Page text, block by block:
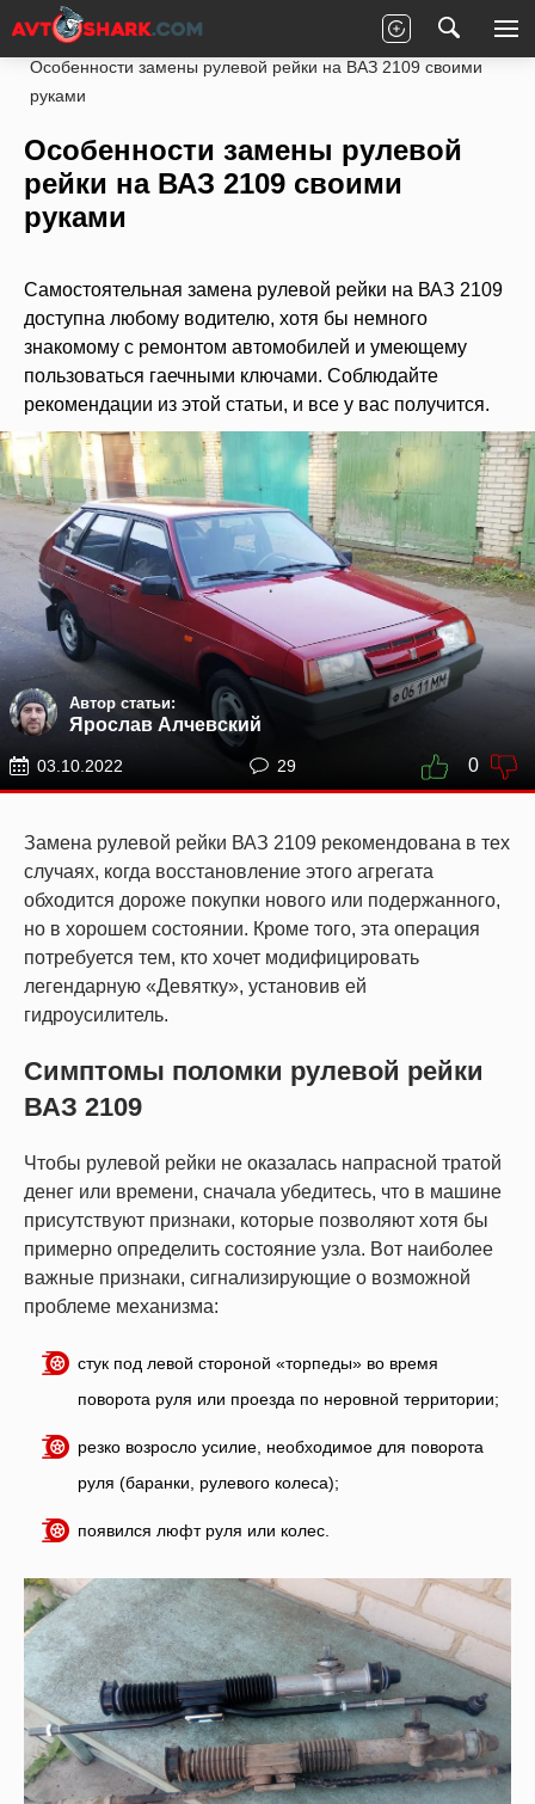
Главная LADA
Особенности замены рулевой рейки на ВАЗ 2109 своими
руками
Особенности замены рулевой
рейки на ВАЗ 2109 своими
руками
Самостоятельная замена рулевой рейки на ВАЗ 2109
доступна любому водителю, хотя бы немного
знакомому с ремонтом автомобилей и умеющему
пользоваться гаечными ключами. Соблюдайте
рекомендации из этой статьи, и все у вас получится.
Автор статьи:
Ярослав Алчевский
03.10.2022 29 0
Замена рулевой рейки ВАЗ 2109 рекомендована в тех
случаях, когда восстановление этого агрегата
обходится дороже покупки нового или подержанного,
но в хорошем состоянии. Кроме того, эта операция
потребуется тем, кто хочет модифицировать
легендарную «Девятку», установив ей
гидроусилитель.
Симптомы поломки рулевой рейки
ВАЗ 2109
Чтобы рулевой рейки не оказалась напрасной тратой
денег или времени, сначала убедитесь, что в машине
присутствуют признаки, которые позволяют хотя бы
примерно определить состояние узла. Вот наиболее
важные признаки, сигнализирующие о возможной
проблеме механизма:
стук под левой стороной «торпеды» во время
поворота руля или проезда по неровной территории;
резко возросло усилие, необходимое для поворота
руля (баранки, рулевого колеса);
появился люфт руля или колес.